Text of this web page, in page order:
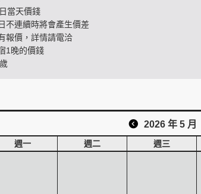
當天價錢
不連續時將會產生價差
報價，詳情請電洽
1晚的價錢
2026 年 5 月
週一 週二 週三